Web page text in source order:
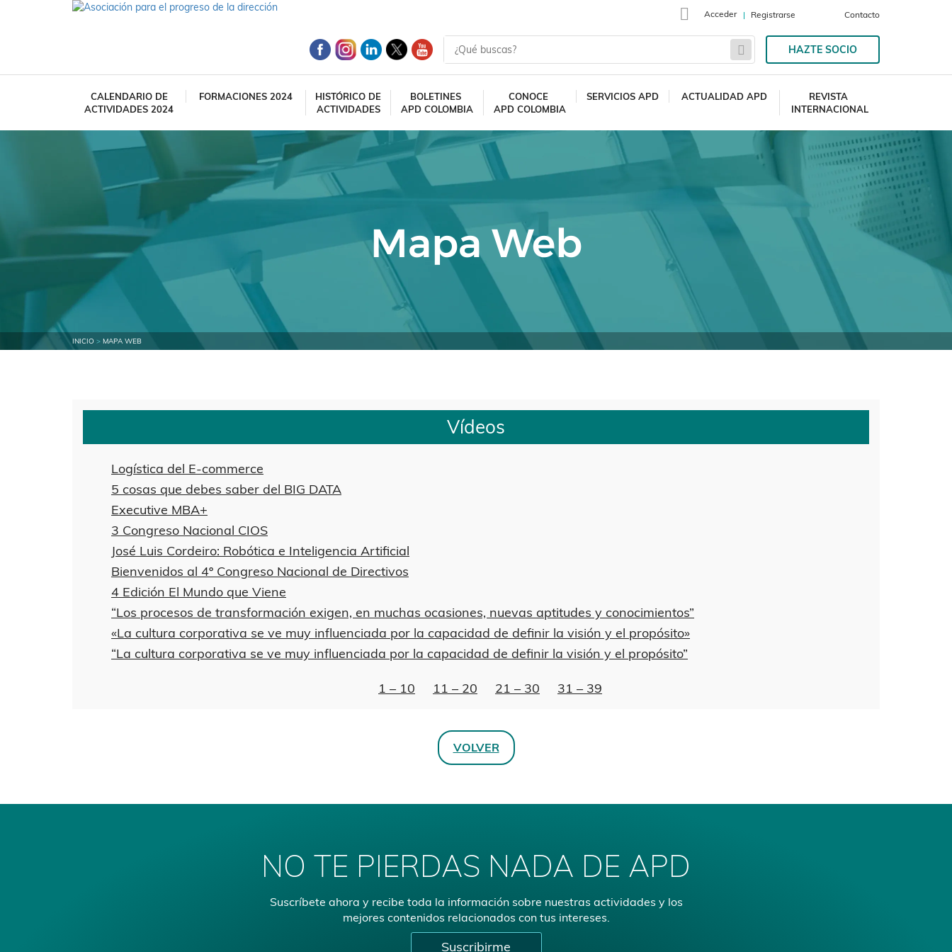
Acceder Registrarse Contacto
HAZTE SOCIO
CALENDARIO DE
ACTIVIDADES 2024
FORMACIONES 2024
HISTÓRICO DE
ACTIVIDADES
BOLETINES
APD COLOMBIA
CONOCE
APD COLOMBIA
SERVICIOS APD ACTUALIDAD APD
REVISTA
INTERNACIONAL
Mapa Web
INICIO > MAPA WEB
Vídeos
Logística del E-commerce
5 cosas que debes saber del BIG DATA
Executive MBA+
3 Congreso Nacional CIOS
José Luis Cordeiro: Robótica e Inteligencia Artificial
Bienvenidos al 4º Congreso Nacional de Directivos
4 Edición El Mundo que Viene
“Los procesos de transformación exigen, en muchas ocasiones, nuevas aptitudes y conocimientos”
«La cultura corporativa se ve muy influenciada por la capacidad de definir la visión y el propósito»
“La cultura corporativa se ve muy influenciada por la capacidad de definir la visión y el propósito”
1 – 10 11 – 20 21 – 30 31 – 39
VOLVER
NO TE PIERDAS NADA DE APD
Suscríbete ahora y recibe toda la información sobre nuestras actividades y los
mejores contenidos relacionados con tus intereses.
Suscribirme